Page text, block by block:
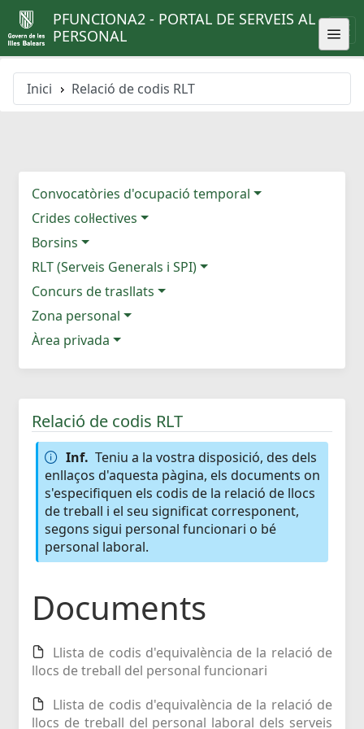
PFUNCIONA2 - PORTAL DE SERVEIS AL
PERSONAL
Inici Relació de codis RLT
Convocatòries d'ocupació temporal
Crides col·lectives
Borsins
RLT (Serveis Generals i SPI)
Concurs de trasllats
Zona personal
Àrea privada
Relació de codis RLT
Inf. Teniu a la vostra disposició, des dels
enllaços d'aquesta pàgina, els documents on
s'especifiquen els codis de la relació de llocs
de treball i el seu significat corresponent,
segons sigui personal funcionari o bé
personal laboral.
Documents
Llista de codis d'equivalència de la relació de
llocs de treball del personal funcionari
Llista de codis d'equivalència de la relació de
llocs de treball del personal laboral dels serveis